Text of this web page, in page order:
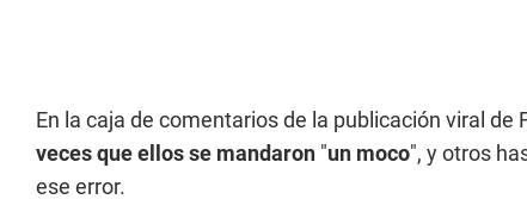
En la caja de comentarios de la publicación viral
veces que ellos se mandaron "un moco", y otros
ese error.